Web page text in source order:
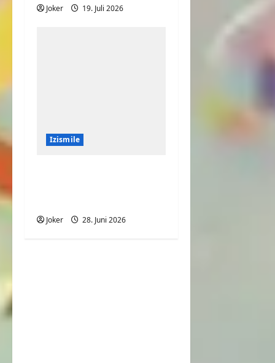
Joker 19. Juli 2026
Izismile
Joker 28. Juni 2026